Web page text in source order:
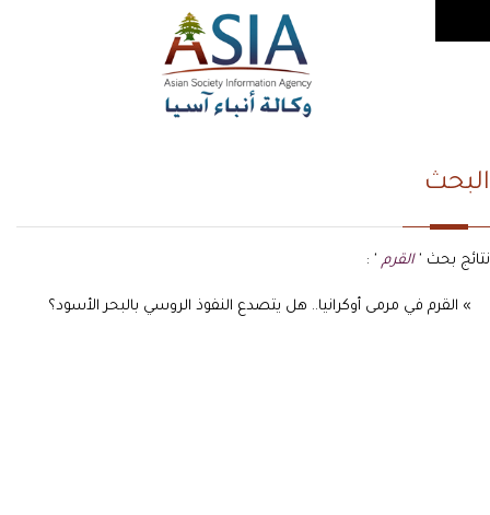
البحث
نتائج بحث 'القرم ' :
» القرم في مرمى أوكرانيا.. هل يتصدع النفوذ الروسي بالبحر الأسود؟